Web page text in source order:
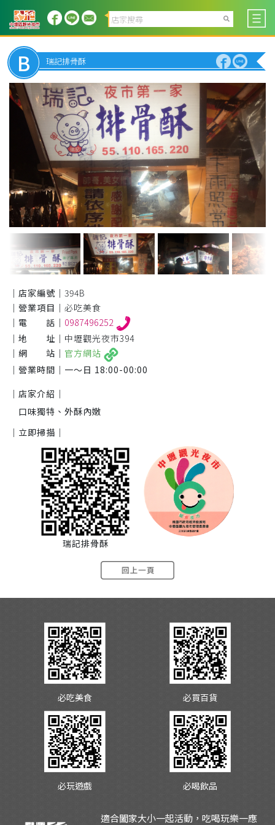
B 瑞記排骨酥
｜店家編號｜ 394B
｜營業項目｜ 必吃美食
｜電 話｜ 0987496252
｜地 址｜ 中壢觀光夜市394
｜網 站｜ 官方網站
｜營業時間｜ 一～日 18:00-00:00
｜店家介紹｜
口味獨特、外酥內嫩
｜立即掃描｜
瑞記排骨酥
必吃美食 必買百貨
必玩遊戲 必喝飲品
適合闔家大小一起活動，吃喝玩樂一應